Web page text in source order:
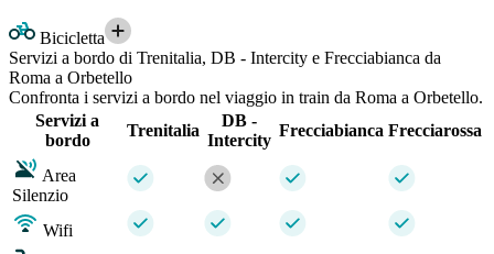
Bicicletta
Servizi a bordo di Trenitalia, DB - Intercity e Frecciabianca da
Roma a Orbetello
Confronta i servizi a bordo nel viaggio in train da Roma a Orbetello.
Servizi a
bordo
Trenitalia
DB -
Intercity
Frecciabianca Frecciarossa
Area
Silenzio
Wifi